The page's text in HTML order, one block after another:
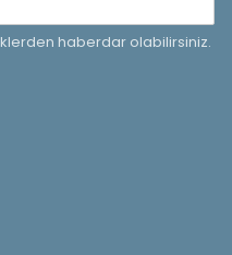
haberdar olabilirsiniz.